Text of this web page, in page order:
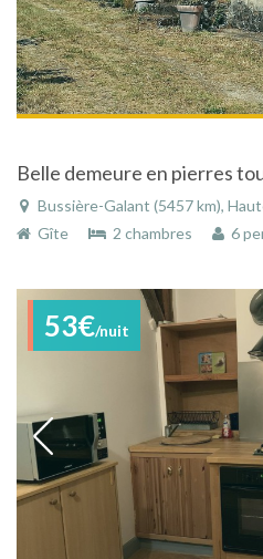
Belle demeure en pierres
Bussière-Galant (5457 km), Haute-
Gîte
2 chambres 6
53€/nuit